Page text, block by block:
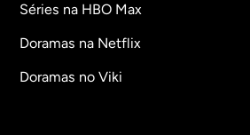
Séries na HBO Max
Doramas na Netflix
Doramas no Viki